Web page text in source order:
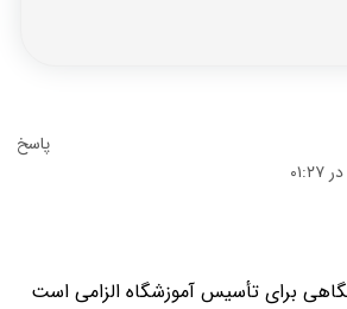
برای تأسیس آموزشگاه الزامی است